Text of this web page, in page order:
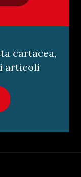
cartacea,
articoli